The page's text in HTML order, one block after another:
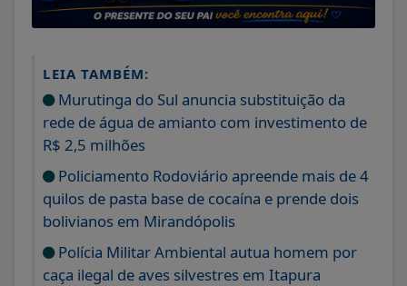
LEIA TAMBÉM:
Murutinga do Sul anuncia substituição da
rede de água de amianto com investimento de
R$ 2,5 milhões
Policiamento Rodoviário apreende mais de 4
quilos de pasta base de cocaína e prende dois
bolivianos em Mirandópolis
Polícia Militar Ambiental autua homem por
caça ilegal de aves silvestres em Itapura